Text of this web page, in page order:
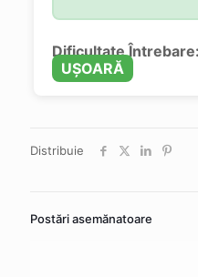
Dificultate Întrebare:
UȘOARĂ
Distribuie
Postări asemănatoare